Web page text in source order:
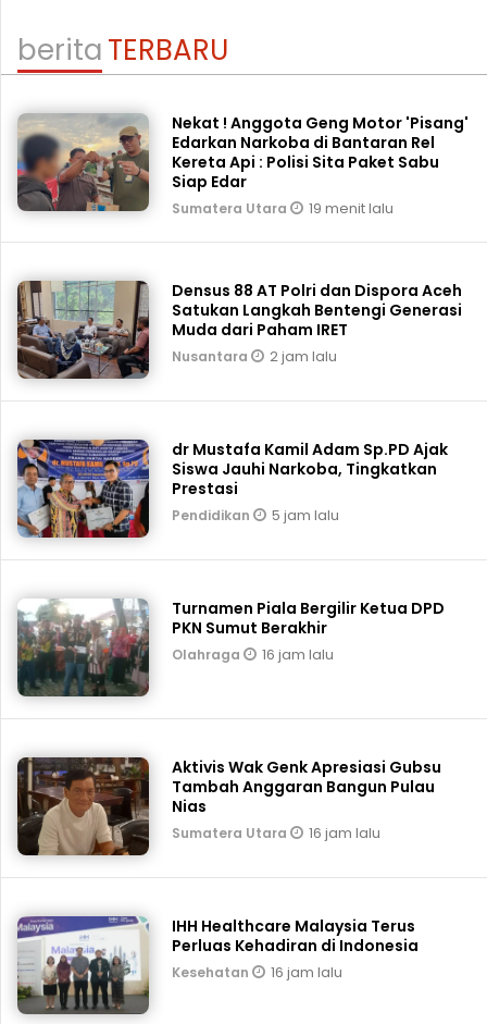
beritaTERBARU
Nekat ! Anggota Geng Motor 'Pisang'
Edarkan Narkoba di Bantaran Rel
Kereta Api : Polisi Sita Paket Sabu
Siap Edar
Sumatera Utara 19 menit lalu
Densus 88 AT Polri dan Dispora Aceh
Satukan Langkah Bentengi Generasi
Muda dari Paham IRET
Nusantara 2 jam lalu
dr Mustafa Kamil Adam Sp.PD Ajak
Siswa Jauhi Narkoba, Tingkatkan
Prestasi
Pendidikan 5 jam lalu
Turnamen Piala Bergilir Ketua DPD
PKN Sumut Berakhir
Olahraga 16 jam lalu
Aktivis Wak Genk Apresiasi Gubsu
Tambah Anggaran Bangun Pulau
Nias
Sumatera Utara 16 jam lalu
IHH Healthcare Malaysia Terus
Perluas Kehadiran di Indonesia
Kesehatan 16 jam lalu